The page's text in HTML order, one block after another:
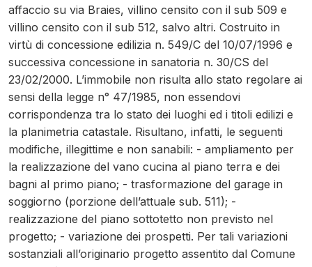
affaccio su via Braies, villino censito con il sub 509 e
villino censito con il sub 512, salvo altri. Costruito in
virtù di concessione edilizia n. 549/C del 10/07/1996 e
successiva concessione in sanatoria n. 30/CS del
23/02/2000. L’immobile non risulta allo stato regolare ai
sensi della legge n° 47/1985, non essendovi
corrispondenza tra lo stato dei luoghi ed i titoli edilizi e
la planimetria catastale. Risultano, infatti, le seguenti
modifiche, illegittime e non sanabili: - ampliamento per
la realizzazione del vano cucina al piano terra e dei
bagni al primo piano; - trasformazione del garage in
soggiorno (porzione dell’attuale sub. 511); -
realizzazione del piano sottotetto non previsto nel
progetto; - variazione dei prospetti. Per tali variazioni
sostanziali all’originario progetto assentito dal Comune